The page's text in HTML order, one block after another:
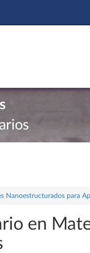
Nanoestructurados para
en